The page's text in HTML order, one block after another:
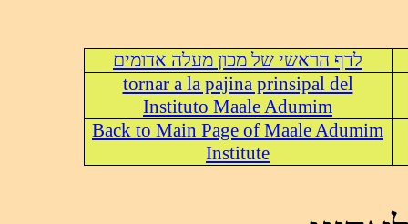
לדף הראשי של מכון מעלה אדומים
tornar a la pajina prinsipal del
Instituto Maale Adumim
Back to Main Page of Maale Adumim
Institute